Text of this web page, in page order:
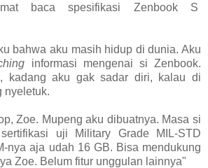
baca spesifikasi Zenbook S
bahwa aku masih hidup di dunia. Aku
informasi mengenai si Zenbook.
kadang aku gak sadar diri, kalau di
nyeletuk.
Zoe. Mupeng aku dibuatnya. Masa si
uji Military Grade MIL-STD
nya aja udah 16 GB. Bisa mendukung
ya Zoe. Belum fitur unggulan lainnya"